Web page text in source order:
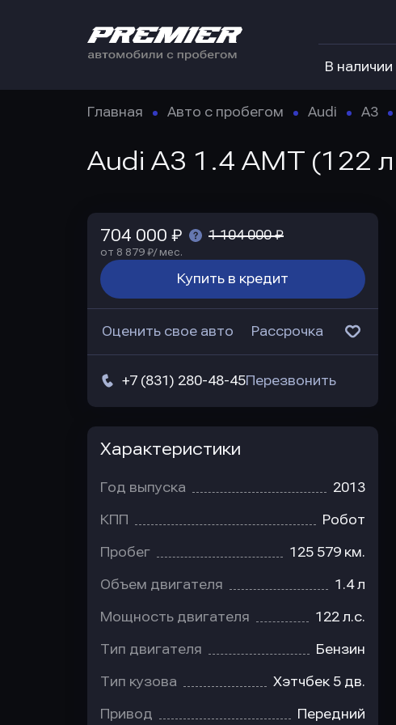
В наличии
Главная Авто с пробегом Audi A3
Audi A3 1.4 AMT (122
704 000 ₽ 1 104 000 ₽
от 8 879 ₽/ мес.
Купить в кредит
Оценить свое авто Рассрочка
+7 (831) 280-48-45Перезвонить
Характеристики
Год выпуска 2013
КПП Робот
Пробег 125 579 км.
Объем двигателя 1.4 л
Мощность двигателя 122 л.с.
Тип двигателя Бензин
Тип кузова Хэтчбек 5 дв.
Привод Передний